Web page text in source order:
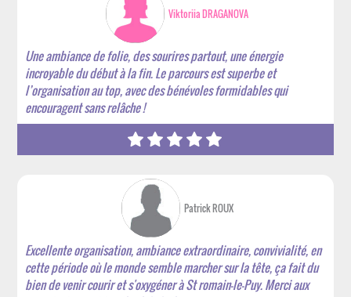
Viktoriia DRAGANOVA
Une ambiance de folie, des sourires partout, une énergie
incroyable du début à la fin. Le parcours est superbe et
l’organisation au top, avec des bénévoles formidables qui
encouragent sans relâche !
Patrick ROUX
Excellente organisation, ambiance extraordinaire, convivialité, en
cette période où le monde semble marcher sur la tête, ça fait du
bien de venir courir et s'oxygéner à St romain-le-Puy. Merci aux